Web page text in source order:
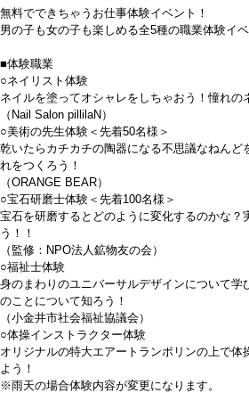
無料でできちゃうお仕事体験イベント！
男の子も女の子も楽しめる全5種の職業体験イベ
■体験職業
○ネイリスト体験
ネイルを塗ってオシャレをしちゃおう！憧れの
（Nail Salon pillilaN）
○美術の先生体験＜先着50名様＞
乾いたらカチカチの陶器になる不思議なねんど
れをつくろう！
（ORANGE BEAR）
○宝石研磨士体験＜先着100名様＞
宝石を研磨するとどのように変化するのかな？
う！！
（監修：NPO法人鉱物友の会）
○福祉士体験
身のまわりのユニバーサルデザインについて学
のことについて知ろう！
（小金井市社会福祉協議会）
○体操インストラクター体験
オリジナルの特大エアートランポリンの上で体
よう！
※雨天の場合体験内容が変更になります。